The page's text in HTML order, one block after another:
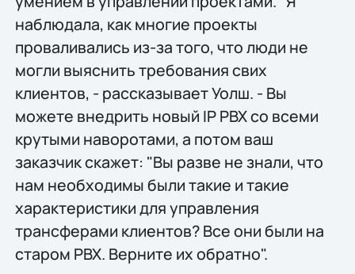
наблюдала, как многие проекты
проваливались из-за того, что люди не
могли выяснить требования свих
клиентов, - рассказывает Уолш. - Вы
можете внедрить новый IP PBX со всеми
крутыми наворотами, а потом ваш
заказчик скажет: "Вы разве не знали, что
нам необходимы были такие и такие
характеристики для управления
трансферами клиентов? Все они были на
старом PBX. Верните их обратно".